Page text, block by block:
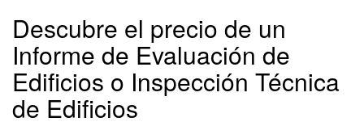
Descubre el precio de un
Informe de Evaluación de
Edificios o Inspección Técnica
de Edificios